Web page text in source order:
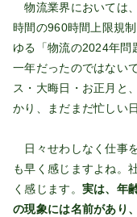
物流業界においては
時間の960時間上限規
ゆる「物流の2024年問
一年だったのではない
ス・大晦日・お正月と
かり、まだまだ忙しい
日々せわしなく仕事
も早く感じますよね。
く感じます。 実は、年
の現象には名前があり